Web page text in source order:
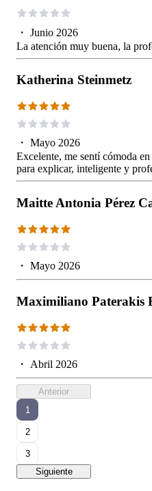
・ Junio 2026
La atención muy buena, la
Katherina Steinmetz
・ Mayo 2026
Excelente, me sentí cómoda
para explicar, inteligente y
Maitte Antonia Pérez
・ Mayo 2026
Maximiliano Paterakis
・ Abril 2026
Anterior
1
2
3
Siguiente